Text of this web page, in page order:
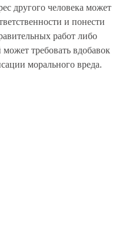
другого человека может
и понести
работ либо
требовать вдобавок
морального вреда.